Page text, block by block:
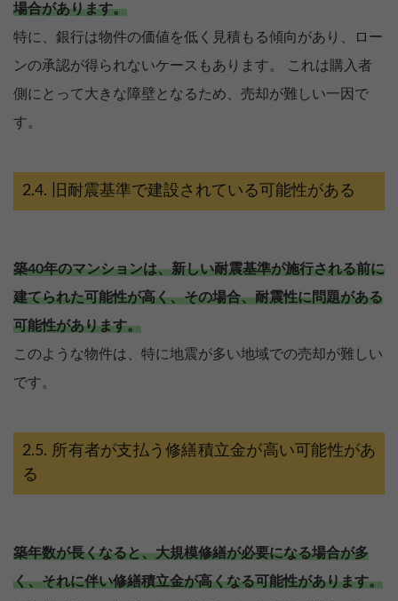
場合があります。
特に、銀行は物件の価値を低く見積もる傾向があり、ロー
ンの承認が得られないケースもあります。 これは購入者
側にとって大きな障壁となるため、売却が難しい一因で
す。
旧耐震基準で建設されている可能性がある
築40年のマンションは、新しい耐震基準が施行される前に
建てられた可能性が高く、その場合、耐震性に問題がある
可能性があります。
このような物件は、特に地震が多い地域での売却が難しい
です。
所有者が支払う修繕積立金が高い可能性があ
る
築年数が長くなると、大規模修繕が必要になる場合が多
く、それに伴い修繕積立金が高くなる可能性があります。